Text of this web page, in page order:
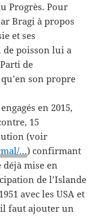
Progrès. Pour
Bragi à propos
et ses
de poisson lui a
de
son propre
en 2015,
15
(voir
…) confirmant
mise en
de l’Islande
avec les USA et
faut ajouter un